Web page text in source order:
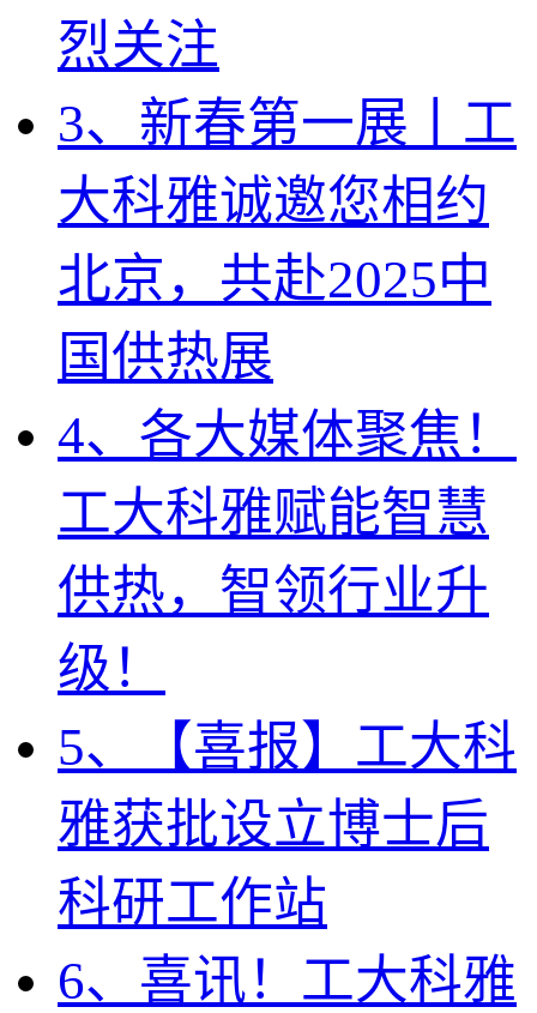
烈关注
3、新春第一展丨工
大科雅诚邀您相约
北京，共赴2025中
国供热展
4、各大媒体聚焦！
工大科雅赋能智慧
供热，智领行业升
级！
5、【喜报】工大科
雅获批设立博士后
科研工作站
6、喜讯！工大科雅